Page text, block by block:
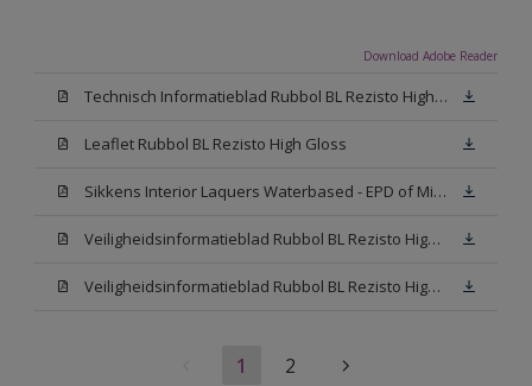
Download Adobe Reader
Technisch Informatieblad Rubbol BL Rezisto High Gloss (New Livery) (PDF)
Leaflet Rubbol BL Rezisto High Gloss
Sikkens Interior Laquers Waterbased - EPD of Milieuproductverklaring
Veiligheidsinformatieblad Rubbol BL Rezisto High Gloss N00 (MSDS)
Veiligheidsinformatieblad Rubbol BL Rezisto High Gloss White (MSDS)
1 2